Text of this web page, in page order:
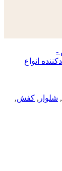
, شلوار , کفش,